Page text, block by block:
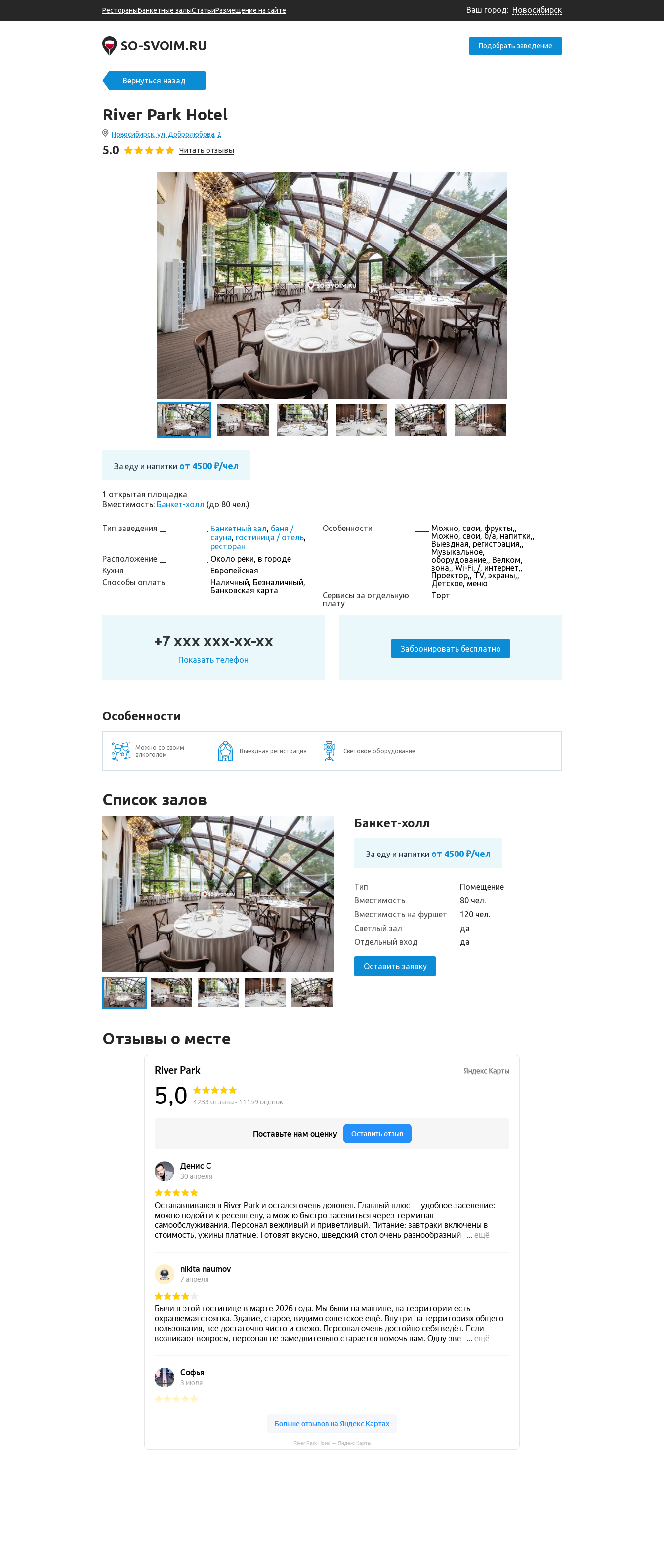
РестораныБанкетные залыСтатьиРазмещение на сайте Ваш город: Новосибирск
SO-SVOIM.RU Подобрать заведение
Вернуться назад
River Park Hotel
Новосибирск, ул. Добролюбова, 2
5.0 Читать отзывы
За еду и напитки от 4500 ₽/чел
1 открытая площадка
Вместимость: Банкет-холл (до 80 чел.)
Тип заведения Банкетный зал, баня /
сауна, гостиница / отель,
ресторан
Расположение
Около реки, в городе
Кухня
Европейская
Способы оплаты
Наличный, Безналичный,
Банковская карта
Особенности
Можно, свои, фрукты,,
Можно, свои, б/а, напитки,,
Выездная, регистрация,,
Музыкальное,
оборудование,, Велком,
зона,, Wi-Fi, /, интернет,,
Проектор,, TV, экраны,,
Детское, меню
Сервисы за отдельную
плату
Торт
+7 xxx xxx-xx-xx
Показать телефон
Забронировать бесплатно
Особенности
Можно со своим
алкоголем
Выездная регистрация Световое оборудование
Список залов
Банкет-холл
За еду и напитки от 4500 ₽/чел
Тип
Помещение
Вместимость
80 чел.
Вместимость на фуршет
120 чел.
Светлый зал
да
Отдельный вход
да
Оставить заявку
Отзывы о месте
River Park Hotel — Яндекс Карты